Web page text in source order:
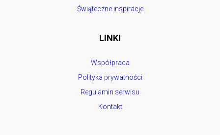
Świąteczne inspiracje
LINKI
Współpraca
Polityka prywatności
Regulamin serwisu
Kontakt